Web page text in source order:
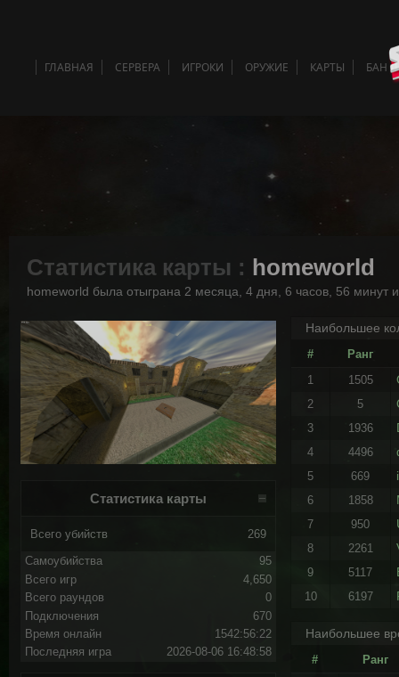
ГЛАВНАЯ СЕРВЕРА ИГРОКИ ОРУЖИЕ КАРТЫ БАН
Статистика карты : homeworld
homeworld была отыграна 2 месяца, 4 дня, 6 часов, 56 минут
Статистика карты
Всего убийств 269
Самоубийства
95
Всего игр
4,650
Всего раундов
0
Подключения
670
Время онлайн
1542:56:22
Последняя игра
2026-08-06 16:48:58
Наибольшее
#
Ранг
1
1505
2 5
3 1936
4 4496
5 669
6 1858
7 950
8 2261
9 5117
10 6197
Наибольшее
#
Ранг